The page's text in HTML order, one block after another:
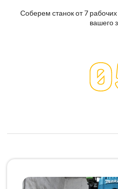
Соберем станок от 7
вашего